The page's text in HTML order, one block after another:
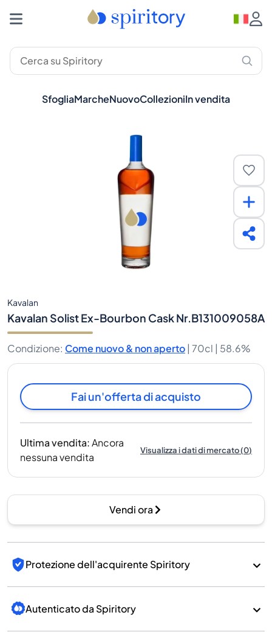
SfogliaMarcheNuovoCollezioniIn vendita
Kavalan
Kavalan Solist Ex-Bourbon Cask Nr.B131009058A
Condizione: Come nuovo & non aperto | 70cl | 58.6%
Fai un'offerta di acquisto
Ultima vendita:Ancora
nessuna vendita
Visualizza i dati di mercato(0)
Vendi ora
Protezione dell'acquirente Spiritory
Autenticato da Spiritory